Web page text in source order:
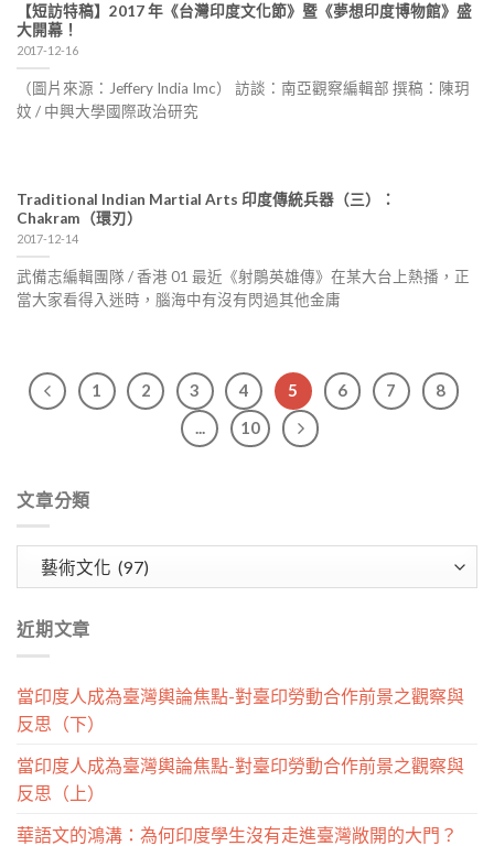
【短訪特稿】2017 年《台灣印度文化節》暨《夢想印度博物館》盛
大開幕！
2017-12-16
（圖片來源：Jeffery India Imc） 訪談：南亞觀察編輯部 撰稿：陳玥
妏 / 中興大學國際政治研究
Traditional Indian Martial Arts 印度傳統兵器（三）：
Chakram（環刃）
2017-12-14
武備志編輯團隊 / 香港 01 最近《射鵰英雄傳》在某大台上熱播，正
當大家看得入迷時，腦海中有沒有閃過其他金庸
1 2 3 4 5 6 7
8
...
10
文章分類
類
近期文章
當印度人成為臺灣輿論焦點-對臺印勞動合作前景之觀察與
反思（下）
當印度人成為臺灣輿論焦點-對臺印勞動合作前景之觀察與
反思（上）
華語文的鴻溝：為何印度學生沒有走進臺灣敞開的大門？